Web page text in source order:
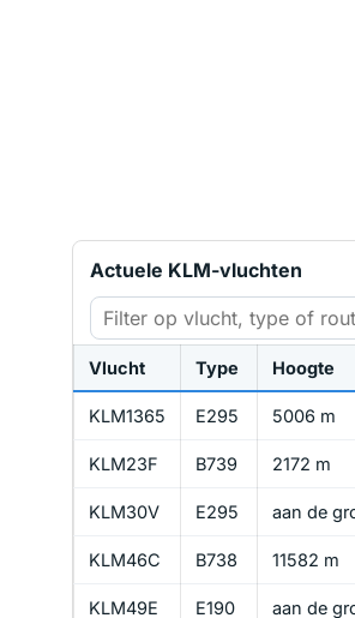
Actuele KLM-vluchten
Vlucht Type Hoogte
KLM1365 E295 5006 m
KLM23F B739 2172 m
KLM30V E295 aan de
KLM46C B738 11582 m
KLM49E E190 aan de